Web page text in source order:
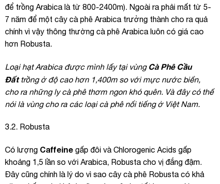
để trồng Arabica là từ 800-2400m). Ngoài ra phải mất từ 5-
7 năm để một cây cà phê Arabica trưởng thành cho ra quả
chính vì vậy thông thường cà phê Arabica luôn có giá cao
hơn Robusta.
Loại hạt Arabica được mình lấy tại vùng Cà Phê Cầu
Đất trồng ở độ cao hơn 1,400m so với mực nước biển,
cho ra những ly cà phê thơm ngon khó quên. Và đây có thể
nói là vùng cho ra các loại cà phê nổi tiếng ở Việt Nam.
3.2. Robusta
Có lượng Caffeine gấp đôi và Chlorogenic Acids gấp
khoảng 1,5 lần so với Arabica, Robusta cho vị đắng đậm.
Đây cũng chính là lý do vì sao cây cà phê Robusta có khả